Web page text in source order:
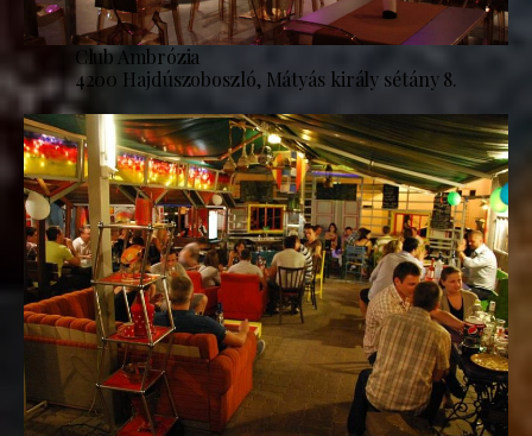
Club Ambrózia
4200 Hajdúszoboszló, Mátyás király sétány 8.